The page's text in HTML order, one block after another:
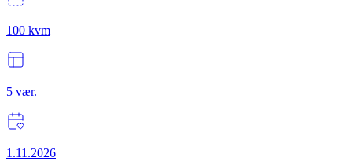
100 kvm
5 vær.
1.11.2026